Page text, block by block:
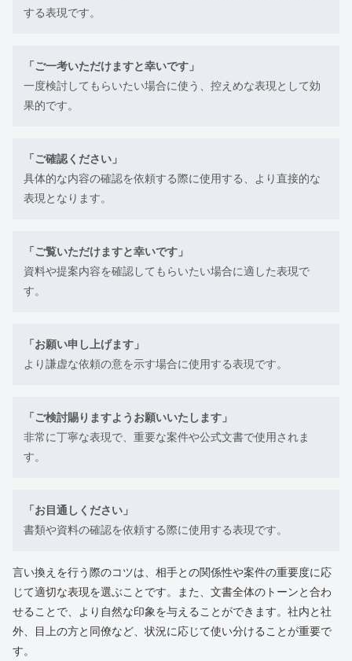
する表現です。
「ご一考いただけますと幸いです」
一度検討してもらいたい場合に使う、控えめな表現として効
果的です。
「ご確認ください」
具体的な内容の確認を依頼する際に使用する、より直接的な
表現となります。
「ご覧いただけますと幸いです」
資料や提案内容を確認してもらいたい場合に適した表現で
す。
「お願い申し上げます」
より謙虚な依頼の意を示す場合に使用する表現です。
「ご検討賜りますようお願いいたします」
非常に丁寧な表現で、重要な案件や公式文書で使用されま
す。
「お目通しください」
書類や資料の確認を依頼する際に使用する表現です。
言い換えを行う際のコツは、相手との関係性や案件の重要度に応
じて適切な表現を選ぶことです。また、文書全体のトーンと合わ
せることで、より自然な印象を与えることができます。社内と社
外、目上の方と同僚など、状況に応じて使い分けることが重要で
す。